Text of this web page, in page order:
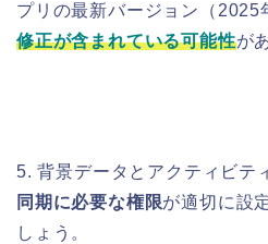
プリの最新バージョン（
修正が含まれている可能性が
5. 背景データとアクティビテ
同期に必要な権限が適切に設
しょう。